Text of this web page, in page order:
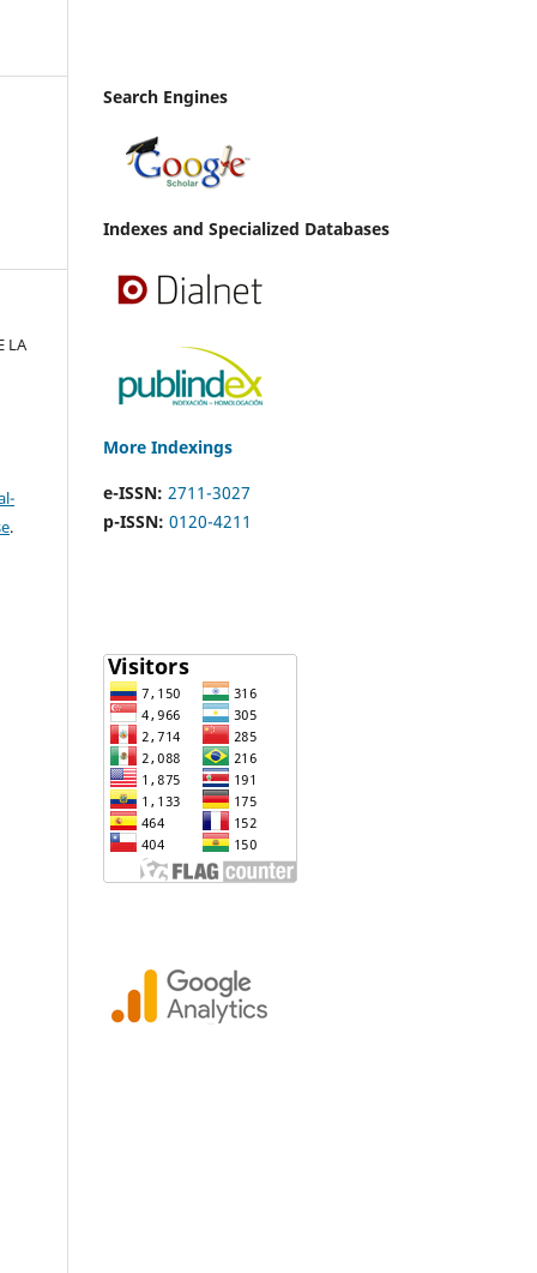
LA
.
Search Engines
Indexes and Specialized Databases
More Indexings
e-ISSN: 2711-3027
p-ISSN: 0120-4211